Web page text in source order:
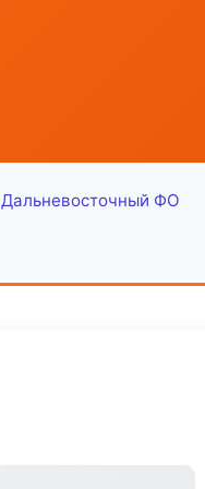
Дальневосточный ФО